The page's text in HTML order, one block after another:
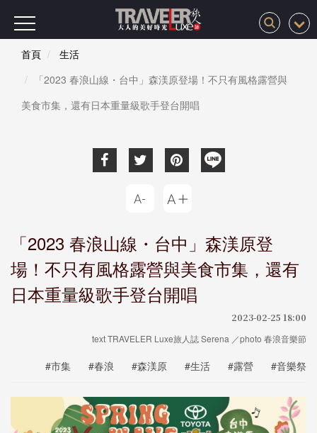
首頁
生活
「2023 春浪山線・台中」森渼原登場！不只有風格露營與
美食市集，還有日本重量級歌手登台開唱
「2023 春浪山線・台中」森渼原登
場！不只有風格露營與美食市集，還有
日本重量級歌手登台開唱
2023-02-25 18:00
text TRAVELER Luxe旅人誌 Serena ／photo 春浪音樂節
#市集 #春浪 #森渼原 #生活 #露營 #音樂祭